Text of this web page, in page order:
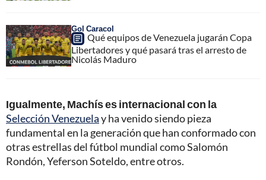
Gol Caracol
Qué equipos de Venezuela jugarán Copa
Libertadores y qué pasará tras el arresto de
Nicolás Maduro
Igualmente, Machís es internacional con la
Selección Venezuelay ha venido siendo pieza
fundamental en la generación que han conformado con
otras estrellas del fútbol mundial como Salomón
Rondón, Yeferson Soteldo, entre otros.